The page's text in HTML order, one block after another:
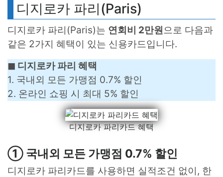
디지로카 파리(Paris)
디지로카 파리(Paris)는 연회비 2만원으로 다음과
같은 2가지 혜택이 있는 신용카드입니다.
◼︎ 디지로카 파리 혜택
1. 국내외 모든 가맹점 0.7% 할인
2. 온라인 쇼핑 시 최대 5% 할인
디지로카 파리카드 혜택
① 국내외 모든 가맹점 0.7% 할인
디지로카 파리카드를 사용하면 실적조건 없이, 한